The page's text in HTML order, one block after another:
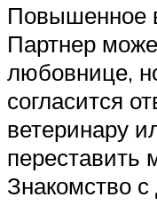
Повышенное
Партнер
любовнице,
согласится
ветеринару
переставить
Знакомство